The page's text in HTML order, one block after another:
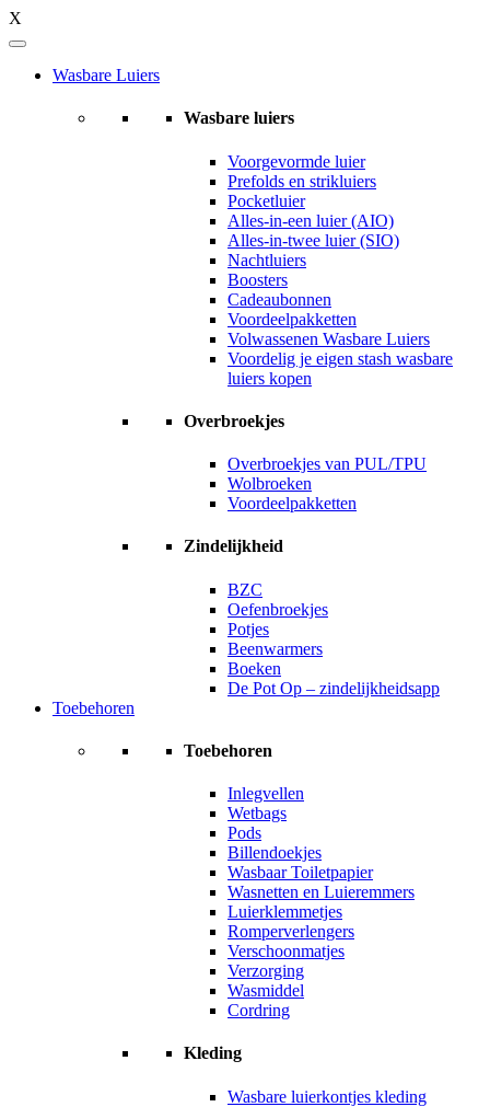
X
Wasbare Luiers
Wasbare luiers
Voorgevormde luier
Prefolds en strikluiers
Pocketluier
Alles-in-een luier (AIO)
Alles-in-twee luier (SIO)
Nachtluiers
Boosters
Cadeaubonnen
Voordeelpakketten
Volwassenen Wasbare Luiers
Voordelig je eigen stash wasbare
luiers kopen
Overbroekjes
Overbroekjes van PUL/TPU
Wolbroeken
Voordeelpakketten
Zindelijkheid
BZC
Oefenbroekjes
Potjes
Beenwarmers
Boeken
De Pot Op – zindelijkheidsapp
Toebehoren
Toebehoren
Inlegvellen
Wetbags
Pods
Billendoekjes
Wasbaar Toiletpapier
Wasnetten en Luieremmers
Luierklemmetjes
Romperverlengers
Verschoonmatjes
Verzorging
Wasmiddel
Cordring
Kleding
Wasbare luierkontjes kleding